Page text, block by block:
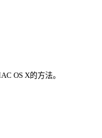
OS X的方法。